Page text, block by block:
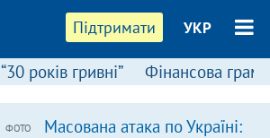
Підтримати УКР
“30 років гривні” Фінансова
ФОТО
Масована атака по Україні: